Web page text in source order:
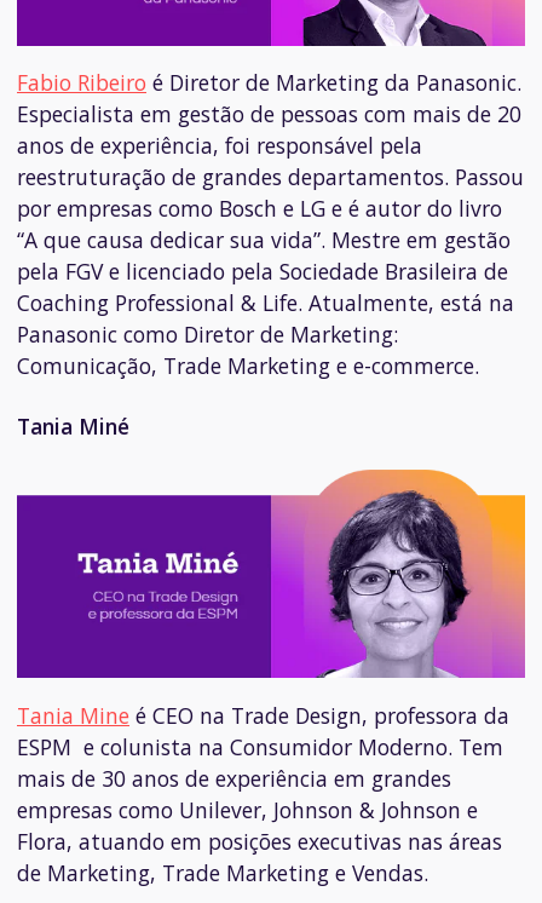
Fabio Ribeiro é Diretor de Marketing da Panasonic.
Especialista em gestão de pessoas com mais de 20
anos de experiência, foi responsável pela
reestruturação de grandes departamentos. Passou
por empresas como Bosch e LG e é autor do livro
“A que causa dedicar sua vida”. Mestre em gestão
pela FGV e licenciado pela Sociedade Brasileira de
Coaching Professional & Life. Atualmente, está na
Panasonic como Diretor de Marketing:
Comunicação, Trade Marketing e e-commerce.
Tania Miné
Tania Mine é CEO na Trade Design, professora da
ESPM e colunista na Consumidor Moderno. Tem
mais de 30 anos de experiência em grandes
empresas como Unilever, Johnson & Johnson e
Flora, atuando em posições executivas nas áreas
de Marketing, Trade Marketing e Vendas.